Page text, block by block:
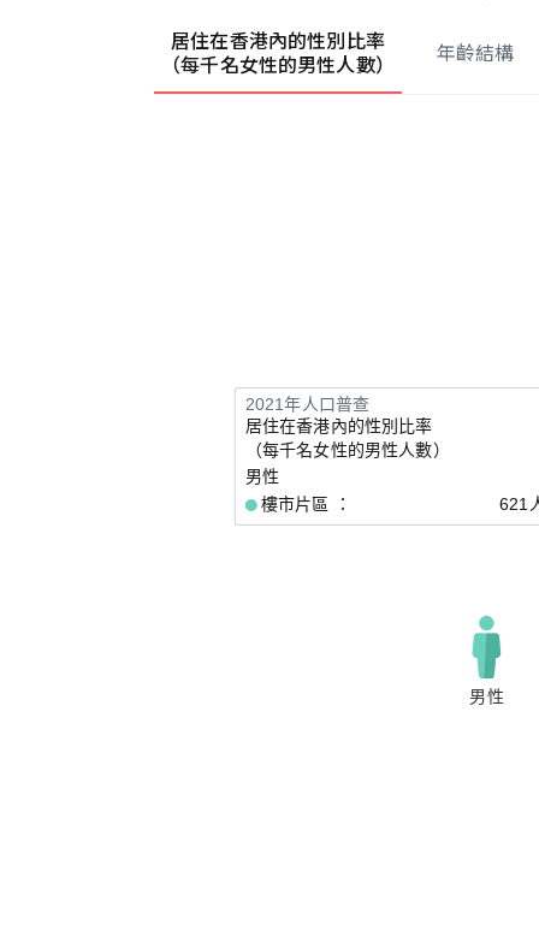
居住在香港內的性別比率
（每千名女性的男性人數）
年齡結構